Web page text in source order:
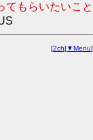
てもらいたいこと
[2ch| ▼Menu]